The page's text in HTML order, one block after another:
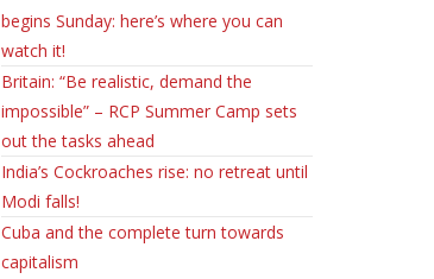
begins Sunday: here’s where you can
watch it!
Britain: “Be realistic, demand the
impossible” – RCP Summer Camp sets
out the tasks ahead
India’s Cockroaches rise: no retreat until
Modi falls!
Cuba and the complete turn towards
capitalism